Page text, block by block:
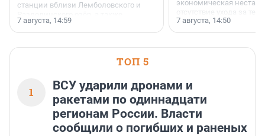
станции вблизи Лемболовского и
недалеко от Большого Тосненского
водопада.
7 августа, 14:59
экономическая
отсутствие ухода за
сделали своё дело.
7 августа, 14:50
ТОП 5
1
ВСУ ударили дронами и
ракетами по одиннадцати
регионам России. Власти
сообщили о погибших и раненых